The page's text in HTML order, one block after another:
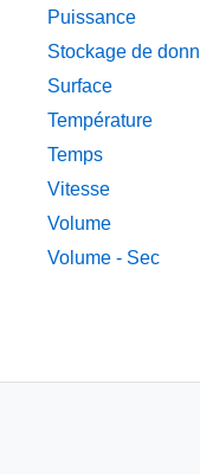
Puissance
Stockage de
Surface
Température
Temps
Vitesse
Volume
Volume - Sec